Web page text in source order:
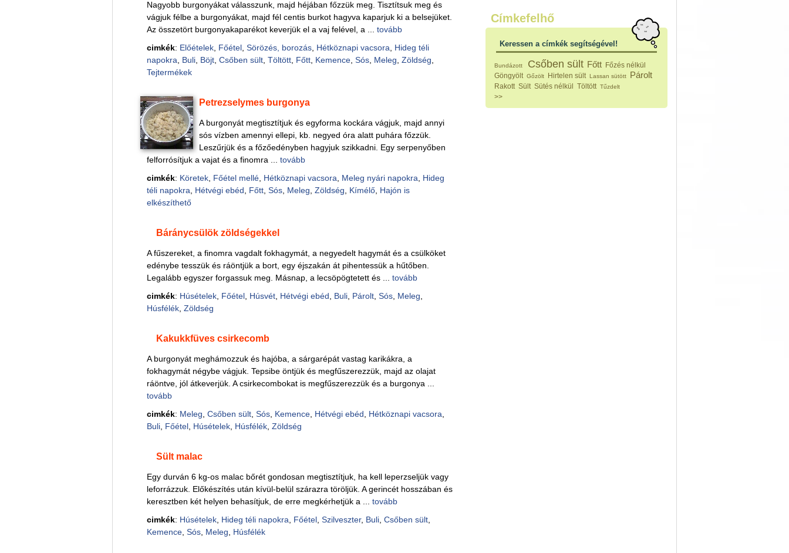
Nagyobb burgonyákat válasszunk, majd héjában főzzük meg. Tisztítsuk meg és
vágjuk félbe a burgonyákat, majd fél centis burkot hagyva kaparjuk ki a belsejüket.
Az összetört burgonyakaparékot keverjük el a vaj felével, a ...tovább
cimkék: Előételek Főétel ,Sörözés, borozás Hétköznapi vacsora
Hideg téli
napokra
Buli Böjt ,Csőben sült ,Töltött Főtt Kemence ,Sós Meleg ,Zöldség
Tejtermékek
Petrezselymes burgonya
A burgonyát megtisztítjuk és egyforma kockára vágjuk, majd annyi
sós vízben amennyi ellepi, kb. negyed óra alatt puhára főzzük.
Leszűrjük és a főzőedényben hagyjuk szikkadni. Egy serpenyőben
felforrósítjuk a vajat és a finomra ...tovább
cimkék: Köretek Főétel mellé Hétköznapi vacsora Meleg nyári napokra
Hideg
téli napokra
Hétvégi ebéd Főtt ,Sós Meleg ,Zöldség Kímélő Hajón is
elkészíthető
Báránycsülök zöldségekkel
A fűszereket, a finomra vagdalt fokhagymát, a negyedelt hagymát és a csülköket
edénybe tesszük és ráöntjük a bort, egy éjszakán át pihentessük a hűtőben.
Legalább egyszer forgassuk meg. Másnap, a lecsöpögtetett és ...tovább
cimkék: Húsételek Főétel Húsvét Hétvégi ebéd Buli Párolt ,Sós Meleg
Húsfélék ,Zöldség
Kakukkfüves csirkecomb
A burgonyát meghámozzuk és hajóba, a sárgarépát vastag karikákra, a
fokhagymát négybe vágjuk. Tepsibe öntjük és megfűszerezzük, majd az olajat
ráöntve, jól átkeverjük. A csirkecombokat is megfűszerezzük és a burgonya ...
tovább
cimkék: Meleg ,Csőben sült ,Sós Kemence Hétvégi ebéd Hétköznapi vacsora
Buli Főétel Húsételek Húsfélék ,Zöldség
Sült malac
Egy durván 6 kg-os malac bőrét gondosan megtisztítjuk, ha kell leperzseljük vagy
leforrázzuk. Előkészítés után kívül-belül szárazra töröljük. A gerincét hosszában és
keresztben két helyen behasítjuk, de erre megkérhetjük a ...tovább
cimkék: Húsételek Hideg téli napokra Főétel ,Szilveszter, Buli ,Csőben sült
Kemence ,Sós Meleg Húsfélék
Halak
Hidegvérűek
Klasszikus főzelékek
Hústalan feltétek
Zöldséges ételek
Saláták
Hidegkonyhai készítmények
Címkefelhő
Keressen a címkék segítségével!
Bundázott Csőben sült Főtt Főzés nélkül
Göngyölt Gőzölt Hirtelen sült Lassan sütött Párolt
Rakott Sült Sütés nélkül Töltött Tűzdelt
>>